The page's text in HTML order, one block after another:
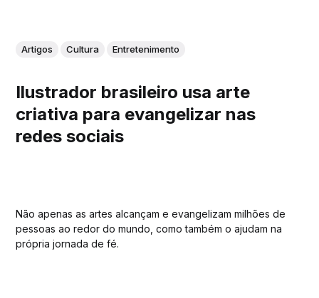
Artigos Cultura Entretenimento
Ilustrador brasileiro usa arte
criativa para evangelizar nas
redes sociais
Não apenas as artes alcançam e evangelizam milhões de
pessoas ao redor do mundo, como também o ajudam na
própria jornada de fé.